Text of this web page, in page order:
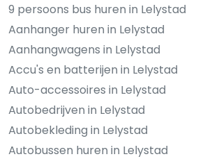
9 persoons bus huren in Lelystad
Aanhanger huren in Lelystad
Aanhangwagens in Lelystad
Accu's en batterijen in Lelystad
Auto-accessoires in Lelystad
Autobedrijven in Lelystad
Autobekleding in Lelystad
Autobussen huren in Lelystad